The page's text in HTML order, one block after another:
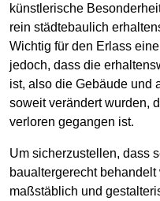
künstlerische
rein städtebaulich
Wichtig für den Erlass
jedoch, dass die
ist, also die Gebäude und
soweit verändert wurden,
verloren gegangen ist.
Um sicherzustellen, dass
baualtergerecht
maßstäblich und